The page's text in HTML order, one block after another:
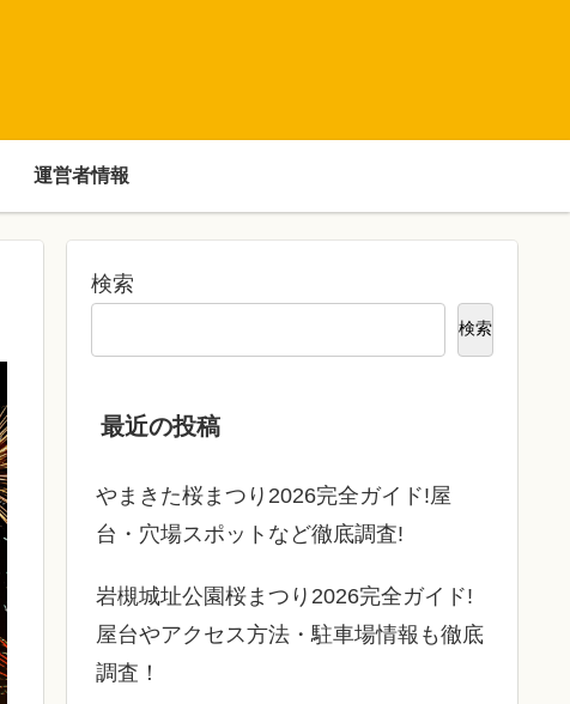
運営者情報
検索
検索
最近の投稿
やまきた桜まつり2026完全ガイド!屋
台・穴場スポットなど徹底調査!
岩槻城址公園桜まつり2026完全ガイド!
屋台やアクセス方法・駐車場情報も徹底
調査！